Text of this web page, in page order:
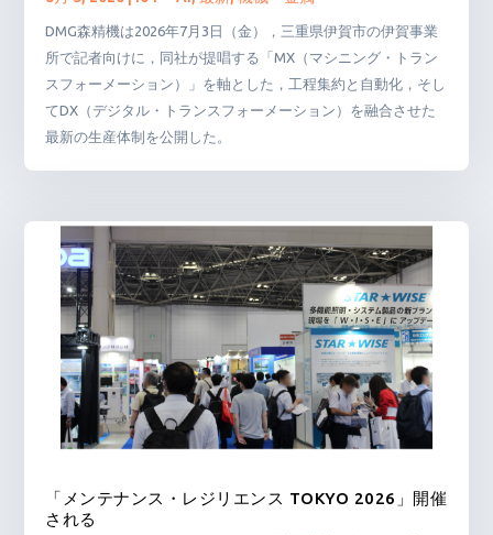
DMG森精機は2026年7月3日（金），三重県伊賀市の伊賀事業
所で記者向けに，同社が提唱する「MX（マシニング・トラン
スフォーメーション）」を軸とした，工程集約と自動化，そし
てDX（デジタル・トランスフォーメーション）を融合させた
最新の生産体制を公開した。
「メンテナンス・レジリエンス TOKYO 2026」開催
される